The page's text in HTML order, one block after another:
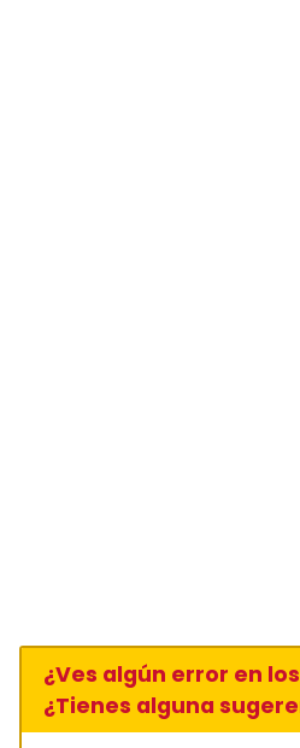
¿Ves algún error en
¿Tienes alguna